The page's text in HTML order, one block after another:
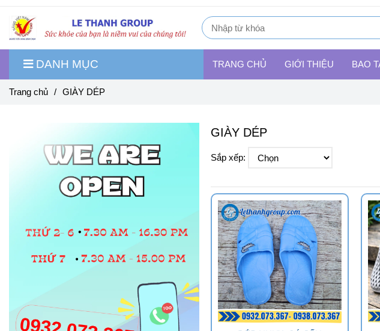
DANH MỤC TRANG CHỦ GIỚI THIỆU BAO
Trang chủ / GIÀY DÉP
GIÀY DÉP
Sắp xếp: